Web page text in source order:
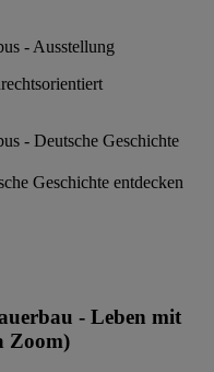
Geschichte entdecken
- Leben mit
Zoom)